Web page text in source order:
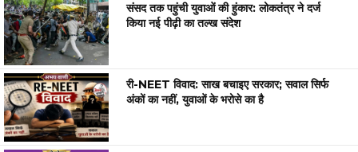
संसद तक पहुंची युवाओं की हुंकार: लोकतंत्र ने दर्ज
किया नई पीढ़ी का तल्ख संदेश
री-NEET विवाद: साख बचाइए सरकार; सवाल सिर्फ
अंकों का नहीं, युवाओं के भरोसे का है